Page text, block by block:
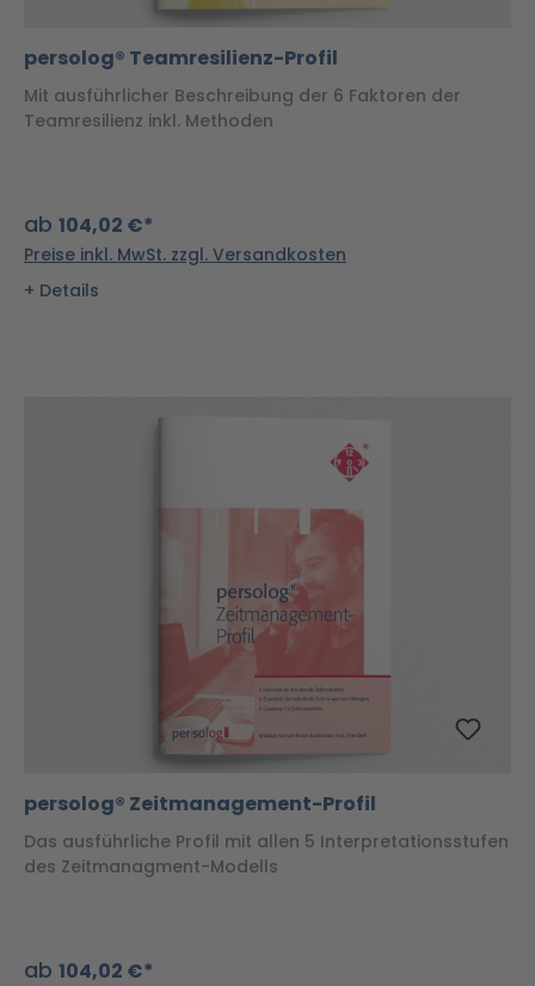
persolog® Teamresilienz-Profil
Mit ausführlicher Beschreibung der 6 Faktoren der
Teamresilienz inkl. Methoden
ab 104,02 €*
Preise inkl. MwSt. zzgl. Versandkosten
Details
persolog® Zeitmanagement-Profil
Das ausführliche Profil mit allen 5 Interpretationsstufen
des Zeitmanagment-Modells
ab 104,02 €*